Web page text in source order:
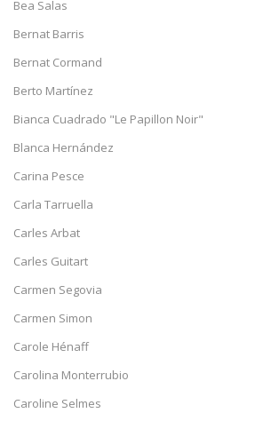
Bea Salas
Bernat Barris
Bernat Cormand
Berto Martínez
Bianca Cuadrado "Le Papillon Noir"
Blanca Hernández
Carina Pesce
Carla Tarruella
Carles Arbat
Carles Guitart
Carmen Segovia
Carmen Simon
Carole Hénaff
Carolina Monterrubio
Caroline Selmes